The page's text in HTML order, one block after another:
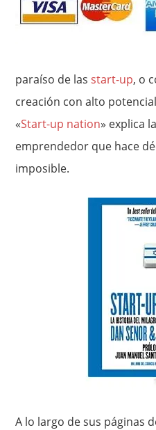
paraíso de lasstart-up, o
creación con alto
«Start-up nation» explica
emprendedor que hace
imposible.
A lo largo de sus páginas